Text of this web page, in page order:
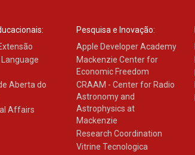
Aberta do
Affairs
Pesquisa e Inovação:
Apple Developer Academy
Mackenzie Center for
Economic Freedom
CRAAM - Center for Radio
Astronomy and
Astrophysics at
Mackenzie
Research Coordination
Vitrine Tecnologica